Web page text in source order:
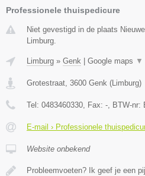
Professionele thuispedicure
Niet gevestigd in de plaats
Limburg.
Limburg » Genk Google maps ▼
Grotestraat 3600 Genk ( Limburg)
Tel: 0483460330 , Fax: - , BTW-nr:
E-mail › Professionele
Website onbekend
Probleemvoeten? Ik geef je een